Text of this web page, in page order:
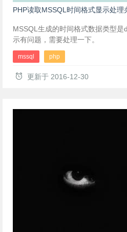
PHP读取MSSQL时间格式显示处理
MSSQL生成的时间格式数据类型
示有问题，需要处理一下。
mssql php
更新于 2016-12-30